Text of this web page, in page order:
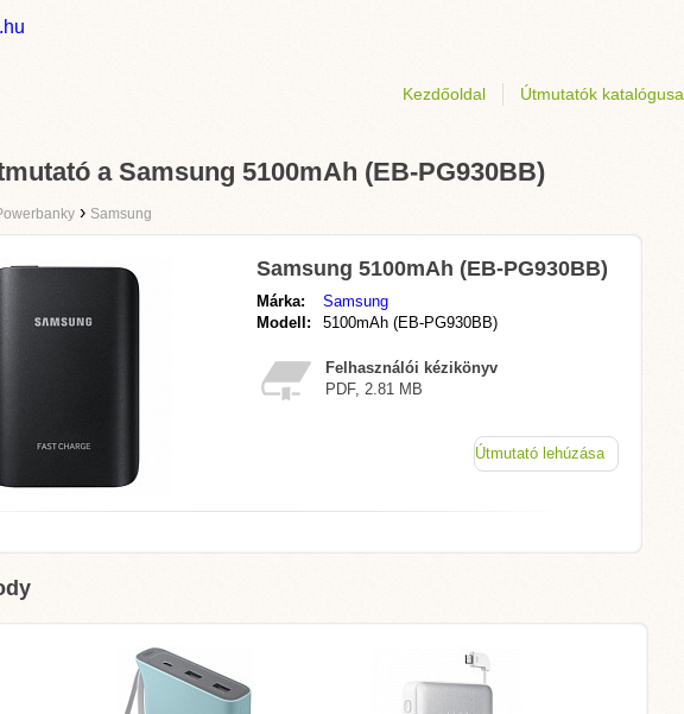
Kezdőoldal Útmutatók katalógusa
a Samsung 5100mAh (EB-PG930BB)
› Samsung
Samsung 5100mAh (EB-PG930BB)
Márka:
Samsung
Modell:
5100mAh (EB-PG930BB)
Felhasználói kézikönyv
PDF, 2.81 MB
Útmutató lehúzása